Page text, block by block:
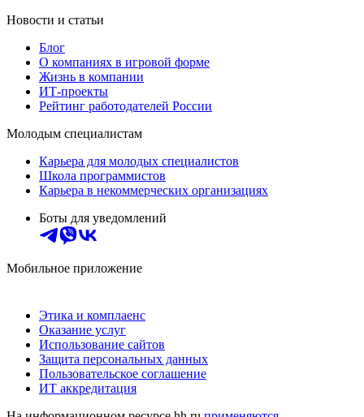
Новости и статьи
Блог
О компаниях в игровой форме
Жизнь в компании
ИТ-проекты
Рейтинг работодателей России
Молодым специалистам
Карьера для молодых специалистов
Школа программистов
Карьера в некоммерческих организациях
Боты для уведомлений
Мобильное приложение
Этика и комплаенс
Оказание услуг
Использование сайтов
Защита персональных данных
Пользовательское соглашение
ИТ аккредитация